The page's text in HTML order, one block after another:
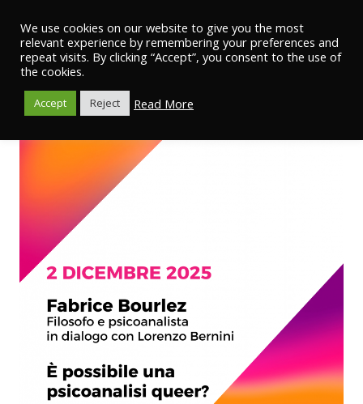
We use cookies on our website to give you the most
relevant experience by remembering your preferences and
repeat visits. By clicking “Accept”, you consent to the use of
the cookies.
Accept Reject Read More